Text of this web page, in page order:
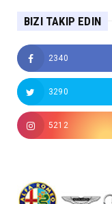
BIZI TAKIP EDIN
2340
3290
5212